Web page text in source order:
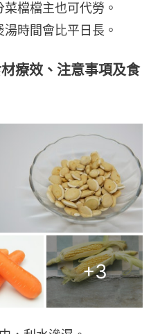
檔檔主也可代勞。
時間會比平日長。
療效、注意事項及食
+3